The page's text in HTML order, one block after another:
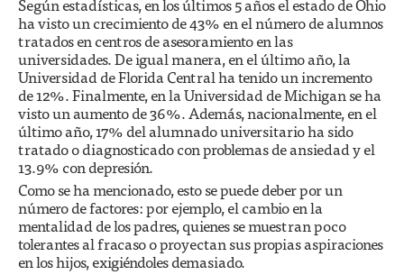
Según estadísticas, en los últimos 5 años el estado de Ohio
ha visto un crecimiento de 43% en el número de alumnos
tratados en centros de asesoramiento en las
universidades. De igual manera, en el último año, la
Universidad de Florida Central ha tenido un incremento
de 12%. Finalmente, en la Universidad de Michigan se ha
visto un aumento de 36%. Además, nacionalmente, en el
último año, 17% del alumnado universitario ha sido
tratado o diagnosticado con problemas de ansiedad y el
13.9% con depresión.
Como se ha mencionado, esto se puede deber por un
número de factores: por ejemplo, el cambio en la
mentalidad de los padres, quienes se muestran poco
tolerantes al fracaso o proyectan sus propias aspiraciones
en los hijos, exigiéndoles demasiado.